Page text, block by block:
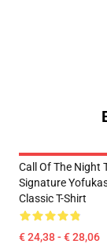
Call Of The Night
Signature
Classic T-Shirt
€ 24,38 - € 28,06